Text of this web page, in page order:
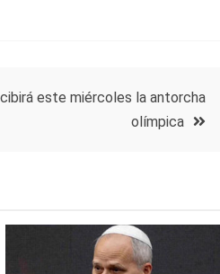
este miércoles la antorcha
olímpica